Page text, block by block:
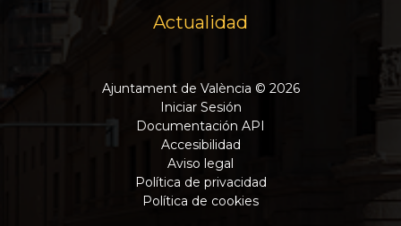
Actualidad
Ajuntament de València © 2026
Iniciar Sesión
Documentación API
Accesibilidad
Aviso legal
Política de privacidad
Política de cookies